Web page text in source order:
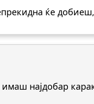
ќе добиеш,
најдобар